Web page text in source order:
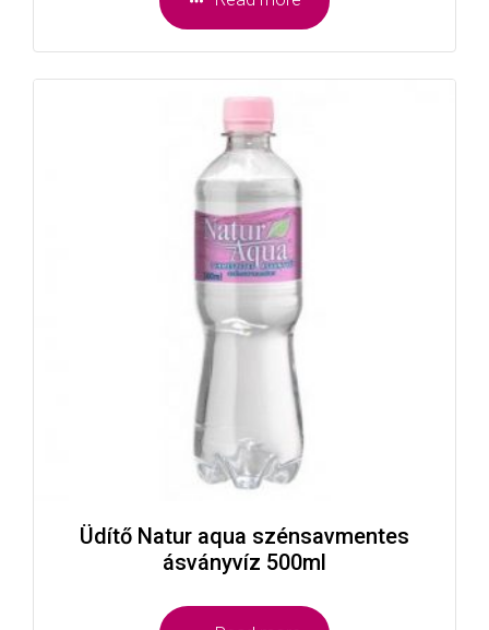
Üdítő Natur aqua szénsavmentes
ásványvíz 500ml